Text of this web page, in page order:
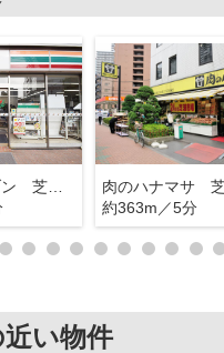
セブンイレブン 芝浦４丁目
肉のハナマサ
約363m／5分
い物件